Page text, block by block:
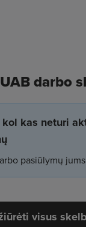
darbo
kol kas neturi
pasiūlymų
visus